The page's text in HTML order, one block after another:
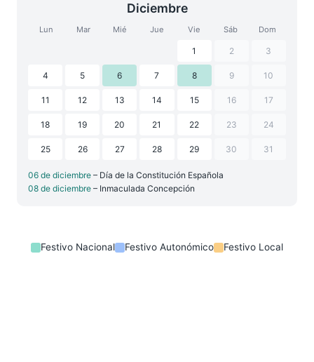
Diciembre
Lun Mar Mié Jue Vie Sáb Dom
1 2 3
4 5 6 7 8 9 10
11 12 13 14 15 16 17
18 19 20 21 22 23 24
25 26 27 28 29 30 31
06 de diciembre – Día de la Constitución Española
08 de diciembre – Inmaculada Concepción
Festivo Nacional Festivo Autonómico Festivo Local